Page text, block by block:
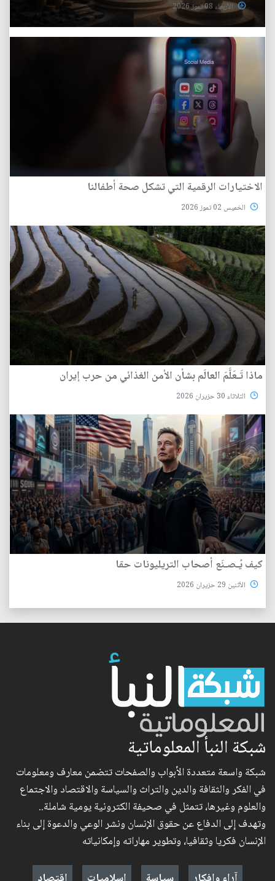
الأربعاء 08 تموز 2026
الاختيارات الرقمية التي تشكل صحة أطفالنا
الخميس 02 تموز 2026
ماذا تَـعَلَّمَ العالَم بشأن الأمن الغذائي من حرب إيران
الثلاثاء 30 حزيران 2026
كيف يُـصـنَع أصحاب التريليونات حقا
الأثنين 29 حزيران 2026
شبكة النبأ المعلوماتية
شبكة واسعة متعددة الأبواب والصفحات تتضمن معارف ومعلومات
في الفكر والثقافة والدين والتراث والسياسة والاقتصاد والاجتماع
والعلوم وغيرها، تتمثل في صحيفة الكترونية يومية شاملة..
وتهدف إلى الدفاع عن حقوق الإنسان ونشر الوعي والدعوة إلى بناء
الإنسان فكريا وثقافيا، وتطوير مهاراته وإمكانياته